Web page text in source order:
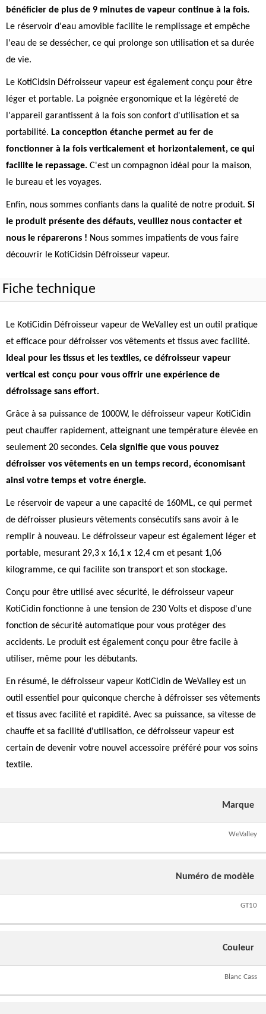
bénéficier de plus de 9 minutes de vapeur continue à la fois.
Le réservoir d'eau amovible facilite le remplissage et empêche
l'eau de se dessécher, ce qui prolonge son utilisation et sa durée
de vie.
Le KotiCidsin Défroisseur vapeur est également conçu pour être
léger et portable. La poignée ergonomique et la légèreté de
l'appareil garantissent à la fois son confort d'utilisation et sa
portabilité. La conception étanche permet au fer de
fonctionner à la fois verticalement et horizontalement, ce qui
facilite le repassage. C'est un compagnon idéal pour la maison,
le bureau et les voyages.
Enfin, nous sommes confiants dans la qualité de notre produit. Si
le produit présente des défauts, veuillez nous contacter et
nous le réparerons ! Nous sommes impatients de vous faire
découvrir le KotiCidsin Défroisseur vapeur.
Fiche technique
Le KotiCidin Défroisseur vapeur de WeValley est un outil pratique
et efficace pour défroisser vos vêtements et tissus avec facilité.
Ideal pour les tissus et les textiles, ce défroisseur vapeur
vertical est conçu pour vous offrir une expérience de
défroissage sans effort.
Grâce à sa puissance de 1000W, le défroisseur vapeur KotiCidin
peut chauffer rapidement, atteignant une température élevée en
seulement 20 secondes. Cela signifie que vous pouvez
défroisser vos vêtements en un temps record, économisant
ainsi votre temps et votre énergie.
Le réservoir de vapeur a une capacité de 160ML, ce qui permet
de défroisser plusieurs vêtements consécutifs sans avoir à le
remplir à nouveau. Le défroisseur vapeur est également léger et
portable, mesurant 29,3 x 16,1 x 12,4 cm et pesant 1,06
kilogramme, ce qui facilite son transport et son stockage.
Conçu pour être utilisé avec sécurité, le défroisseur vapeur
KotiCidin fonctionne à une tension de 230 Volts et dispose d'une
fonction de sécurité automatique pour vous protéger des
accidents. Le produit est également conçu pour être facile à
utiliser, même pour les débutants.
En résumé, le défroisseur vapeur KotiCidin de WeValley est un
outil essentiel pour quiconque cherche à défroisser ses vêtements
et tissus avec facilité et rapidité. Avec sa puissance, sa vitesse de
chauffe et sa facilité d'utilisation, ce défroisseur vapeur est
certain de devenir votre nouvel accessoire préféré pour vos soins
textile.
Marque
WeValley
Numéro de modèle
GT10
Couleur
Blanc Cass